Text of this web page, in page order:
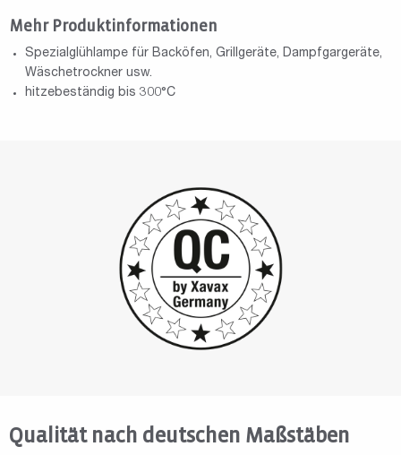
Mehr Produktinformationen
Spezialglühlampe für Backöfen, Grillgeräte, Dampfgargeräte,
Wäschetrockner usw.
hitzebeständig bis 300°C
Qualität nach deutschen Maßstäben